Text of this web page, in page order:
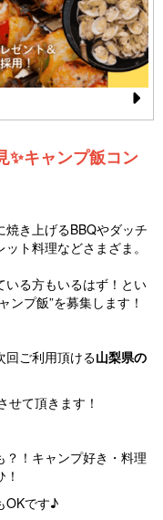
N
e
✨キャンプ飯コン
き上げるBBQやダッチ
ト料理などさまざま。
いる方もいるはず！とい
ンプ飯”を募集します！
回ご利用頂ける山梨県の
せて頂きます！
？！キャンプ好き・料理
OKです♪